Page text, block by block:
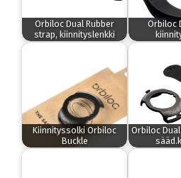
Orbiloc Dual Rubber
strap, kiinnityslenkki
Orbiloc
Kiinnityssolki Orbiloc
Buckle
Orbiloc